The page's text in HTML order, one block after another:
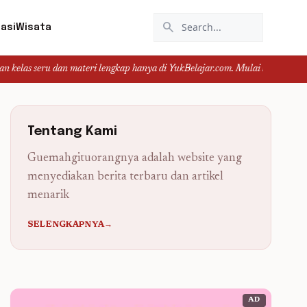
Wisata search
materi lengkap hanya di YukBelajar.com. Mulai langkah suksesmu
Tentang Kami
Guemahgituorangnya adalah website yang
menyediakan berita terbaru dan artikel
menarik
SELENGKAPNYA→
AD